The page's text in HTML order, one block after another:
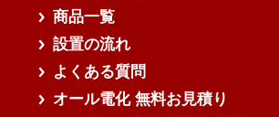
商品一覧
設置の流れ
よくある質問
オール電化 無料お見積り